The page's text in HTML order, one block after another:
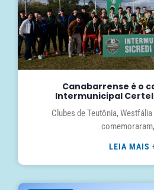
Canabarrense é o
Intermunicipal Certel
Clubes de Teutônia,
LEIA MAIS